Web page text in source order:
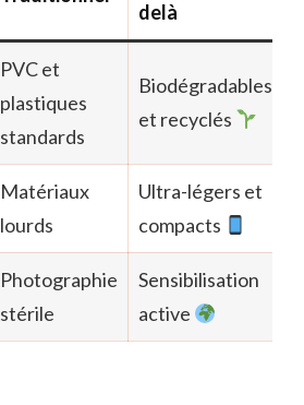
delà
PVC et
plastiques
standards
Biodégradables
et recyclés
Matériaux
lourds
Ultra-légers et
compacts
Photographie
stérile
Sensibilisation
active